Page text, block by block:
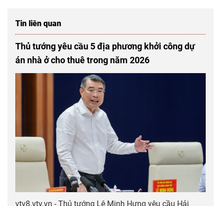
Tin liên quan
Thủ tướng yêu cầu 5 địa phương khởi công dự
án nhà ở cho thuê trong năm 2026
vtv8.vtv.vn - Thủ tướng Lê Minh Hưng yêu cầu Hải